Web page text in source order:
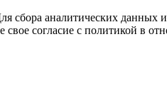
аналитических данных
согласие с политикой в